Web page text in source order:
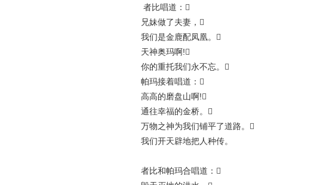
者比唱道：
兄妹做了夫妻，
我们是金鹿配凤凰。
天神奥玛啊!
你的重托我们永不忘。
帕玛接着唱道：
高高的磨盘山啊!
通往幸福的金桥。
万物之神为我们铺平了道路。
我们开天辟地把人种传。
者比和帕玛合唱道：